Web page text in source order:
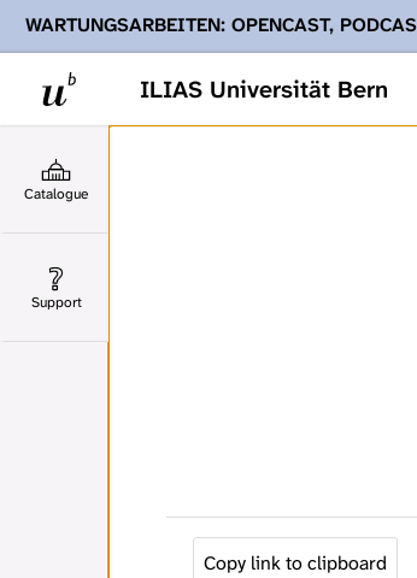
ILIAS Universität Bern
WARTUNGSARBEITEN: OPENCAST,
Ihnen Podcasts, Opencast-Videos und
Catalogue
Support
Copy link to clipboard